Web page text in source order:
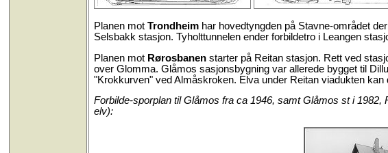
Planen mot Trondheimhar hovedtyngden på Stavne-området
Selsbakk stasjon. Tyholttunnelen ender forbildetro i Leangen
Planen mot Rørosbanenstarter på Reitan stasjon. Rett ved
over Glomma. Glåmos sasjonsbygning var allerede bygget til
"Krokkurven" ved Almåskroken. Elva under Reitan viadukten
Forbilde-sporplan til Glåmos fra ca 1946, samt Glåmos st i
elv):